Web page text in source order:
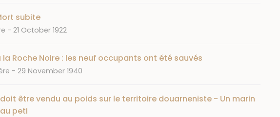
subite
Date
21 October 1922
Roche Noire : les neuf occupants ont été sauvés
Date
29 November 1940
être vendu au poids sur le territoire douarneniste - Un marin
peti